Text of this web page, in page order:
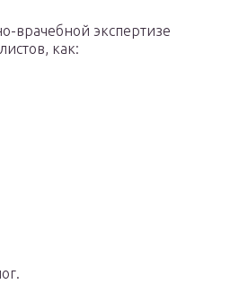
врачебной экспертизе
как: